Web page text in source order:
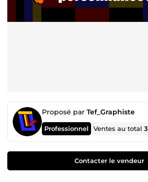
Proposé par Tef_Graphiste
Professionnel Ventes au total3
Contacter le vendeur